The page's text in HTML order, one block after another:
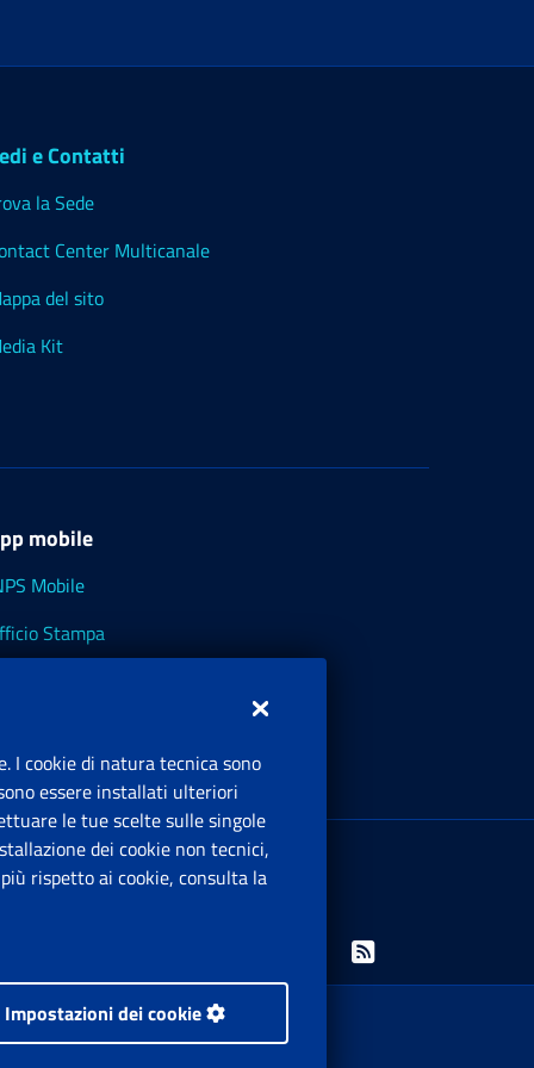
e Contatti
la Sede
Center Multicanale
del sito
Kit
mobile
Mobile
Stampa
Legale: Via Ciro il Grande, 21
Roma
02121151001
Facebook: Apre una nuova finestra
Twitter: Apre una nuova finestra
Whatsapp: Apre una nuova finestra
Youtube: Apre una nuova
Instagram: Apre una
Linkedin: Apre
Rss: Apre
i diritti riservati.
I cookie di natura tecnica sono
essere installati ulteriori
le tue scelte sulle singole
dei cookie non tecnici,
più rispetto ai cookie, consulta la
Impostazioni dei cookie